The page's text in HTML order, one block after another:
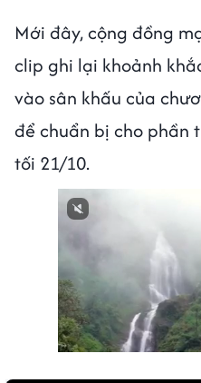
Mới đây, cộng đồng
clip ghi lại khoảnh
vào sân khấu của
để chuẩn bị cho phần
tối 21/10.
Next video in 1